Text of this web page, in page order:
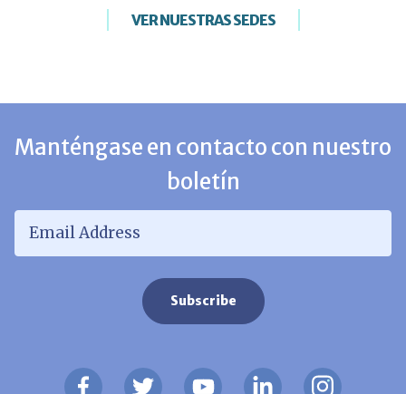
VER NUESTRAS SEDES
Manténgase en contacto con nuestro
boletín